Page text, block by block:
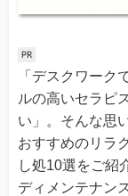
「デスクワーク
ルの高いセラピ
い」。そんな思
おすすめのリラ
し処10選をご紹
ディメンテナン